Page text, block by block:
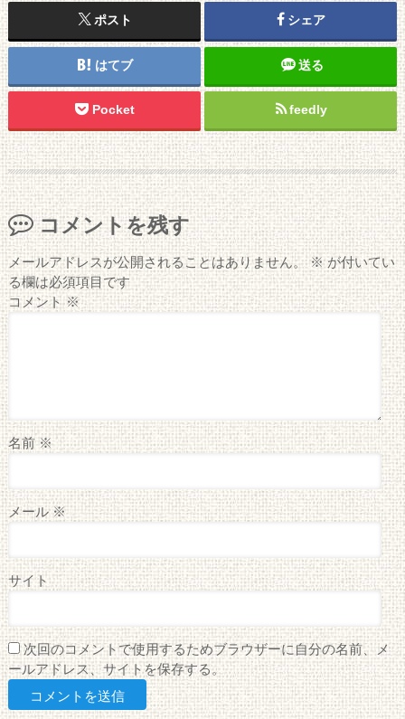
ポスト シェア
はてブ 送る
Pocket feedly
コメントを残す
メールアドレスが公開されることはありません。 ※が付いてい
る欄は必須項目です
コメント※
名前※
メール※
サイト
次回のコメントで使用するためブラウザーに自分の名前、メ
ールアドレス、サイトを保存する。